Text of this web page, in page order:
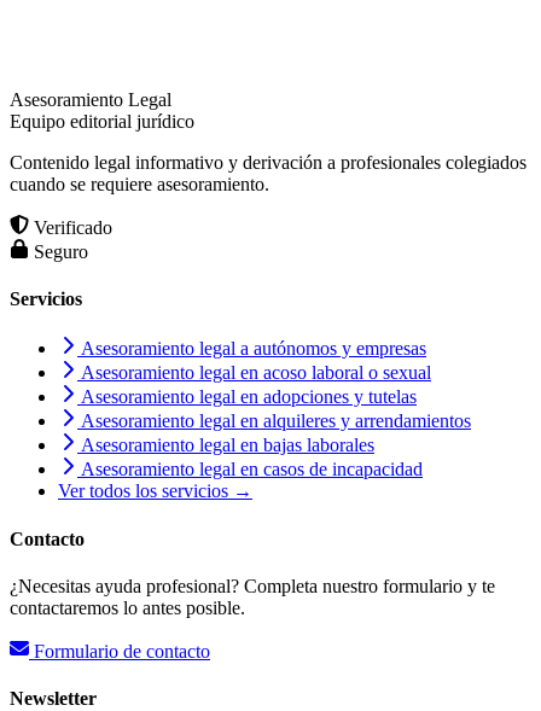
Asesoramiento Legal
Equipo editorial jurídico
Contenido legal informativo y derivación a profesionales colegiados
cuando se requiere asesoramiento.
Verificado
Seguro
Servicios
Asesoramiento legal a autónomos y empresas
Asesoramiento legal en acoso laboral o sexual
Asesoramiento legal en adopciones y tutelas
Asesoramiento legal en alquileres y arrendamientos
Asesoramiento legal en bajas laborales
Asesoramiento legal en casos de incapacidad
Ver todos los servicios →
Contacto
¿Necesitas ayuda profesional? Completa nuestro formulario y te
contactaremos lo antes posible.
Formulario de contacto
Newsletter